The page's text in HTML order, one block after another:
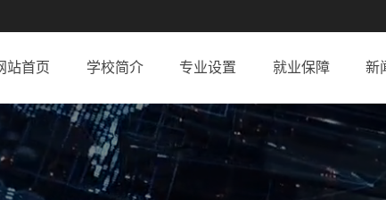
站首页 学校简介 专业设置 就业保障 新